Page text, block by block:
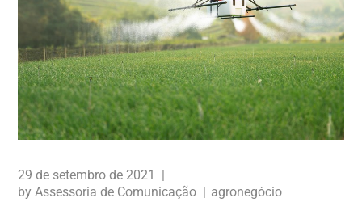
29 de setembro de 2021
byAssessoria de Comunicação agronegócio